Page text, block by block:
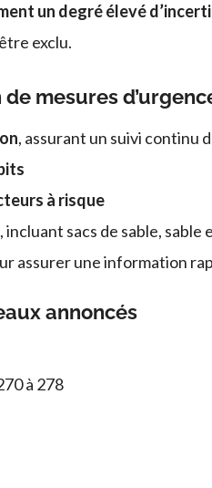
un degré élevé
exclu.
mesures
, assurant un suivi continu
à risque
, incluant sacs de sable,
assurer une information
annoncés
à 278